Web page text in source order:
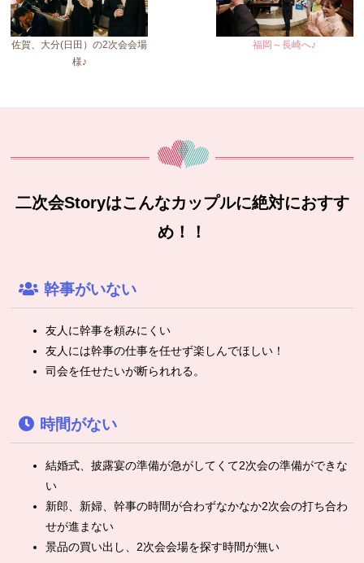
佐賀、大分(日田）の2次会会場
様♪
福岡～長崎へ♪
二次会Storyはこんなカップルに絶対におすす
め！！
幹事がいない
友人に幹事を頼みにくい
友人には幹事の仕事を任せず楽しんでほしい！
司会を任せたいが断られれる。
時間がない
結婚式、披露宴の準備が急がしてくて2次会の準備ができな
い
新郎、新婦、幹事の時間が合わずなかなか2次会の打ち合わ
せが進まない
景品の買い出し、2次会会場を探す時間が無い